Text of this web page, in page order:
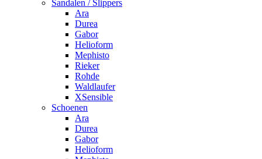
Sandalen / Slippers
Ara
Durea
Gabor
Helioform
Mephisto
Rieker
Rohde
Waldlaufer
XSensible
Schoenen
Ara
Durea
Gabor
Helioform